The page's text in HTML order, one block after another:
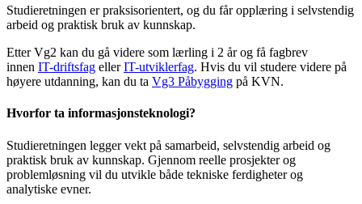
Studieretningen er praksisorientert, og du får opplæring i selvstendig
arbeid og praktisk bruk av kunnskap.
Etter Vg2 kan du gå videre som lærling i 2 år og få fagbrev
innen IT-driftsfag ellerIT-utviklerfag. Hvis du vil studere videre på
høyere utdanning, kan du ta Vg3 Påbygging på KVN.
Hvorfor ta informasjonsteknologi?
Studieretningen legger vekt på samarbeid, selvstendig arbeid og
praktisk bruk av kunnskap. Gjennom reelle prosjekter og
problemløsning vil du utvikle både tekniske ferdigheter og
analytiske evner.